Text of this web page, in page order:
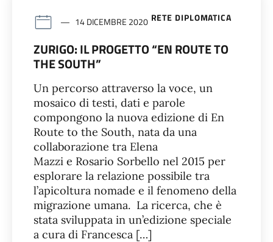
RETE DIPLOMATICA
14 DICEMBRE 2020
ZURIGO: IL PROGETTO “EN ROUTE TO
THE SOUTH”
Un percorso attraverso la voce, un
mosaico di testi, dati e parole
compongono la nuova edizione di En
Route to the South, nata da una
collaborazione tra Elena
Mazzi e Rosario Sorbello nel 2015 per
esplorare la relazione possibile tra
l’apicoltura nomade e il fenomeno della
migrazione umana. La ricerca, che è
stata sviluppata in un’edizione speciale
a cura di Francesca […]